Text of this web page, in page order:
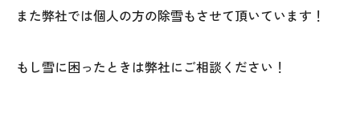
また弊社では個人の方の除雪もさせて頂いています！
もし雪に困ったときは弊社にご相談ください！